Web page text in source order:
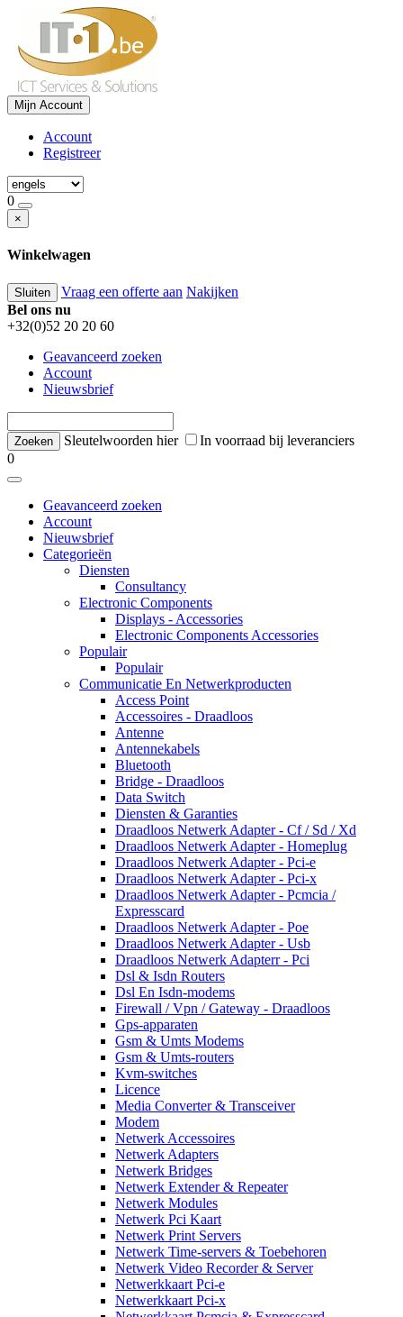
Mijn Account
Account
Registreer
0
×
Winkelwagen
Sluiten Vraag een offerte aan Nakijken
Bel ons nu
+32(0)52 20 20 60
Geavanceerd zoeken
Account
Nieuwsbrief
Sleutelwoorden hier
In voorraad bij leveranciers
0
Geavanceerd zoeken
Account
Nieuwsbrief
Categorieën
Diensten
Consultancy
Electronic Components
Displays - Accessories
Electronic Components Accessories
Populair
Populair
Communicatie En Netwerkproducten
Access Point
Accessoires - Draadloos
Antenne
Antennekabels
Bluetooth
Bridge - Draadloos
Data Switch
Diensten & Garanties
Draadloos Netwerk Adapter - Cf / Sd / Xd
Draadloos Netwerk Adapter - Homeplug
Draadloos Netwerk Adapter - Pci-e
Draadloos Netwerk Adapter - Pci-x
Draadloos Netwerk Adapter - Pcmcia /
Expresscard
Draadloos Netwerk Adapter - Poe
Draadloos Netwerk Adapter - Usb
Draadloos Netwerk Adapterr - Pci
Dsl & Isdn Routers
Dsl En Isdn-modems
Firewall / Vpn / Gateway - Draadloos
Gps-apparaten
Gsm & Umts Modems
Gsm & Umts-routers
Kvm-switches
Licence
Media Converter & Transceiver
Modem
Netwerk Accessoires
Netwerk Adapters
Netwerk Bridges
Netwerk Extender & Repeater
Netwerk Modules
Netwerk Pci Kaart
Netwerk Print Servers
Netwerk Time-servers & Toebehoren
Netwerk Video Recorder & Server
Netwerkkaart Pci-e
Netwerkkaart Pci-x